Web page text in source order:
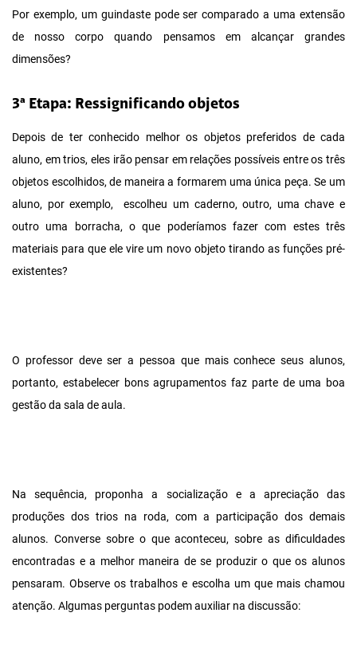
Por exemplo, um guindaste pode ser comparado a uma extensão
de nosso corpo quando pensamos em alcançar grandes
dimensões?
3ª Etapa: Ressignificando objetos
Depois de ter conhecido melhor os objetos preferidos de cada
aluno, em trios, eles irão pensar em relações possíveis entre os três
objetos escolhidos, de maneira a formarem uma única peça. Se um
aluno, por exemplo, escolheu um caderno, outro, uma chave e
outro uma borracha, o que poderíamos fazer com estes três
materiais para que ele vire um novo objeto tirando as funções pré-
existentes?
O professor deve ser a pessoa que mais conhece seus alunos,
portanto, estabelecer bons agrupamentos faz parte de uma boa
gestão da sala de aula.
Na sequência, proponha a socialização e a apreciação das
produções dos trios na roda, com a participação dos demais
alunos. Converse sobre o que aconteceu, sobre as dificuldades
encontradas e a melhor maneira de se produzir o que os alunos
pensaram. Observe os trabalhos e escolha um que mais chamou
atenção. Algumas perguntas podem auxiliar na discussão: